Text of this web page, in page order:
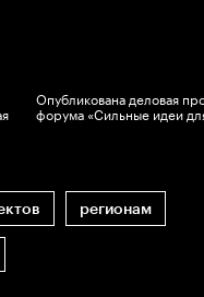
Опубликована деловая
форума «Сильные идеи
регионам